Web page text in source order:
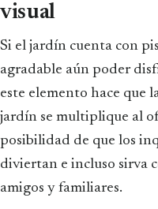
visual
Si el jardín cuenta con
agradable aún poder
este elemento hace que
jardín se multiplique al
posibilidad de que los
diviertan e incluso sirva
amigos y familiares.